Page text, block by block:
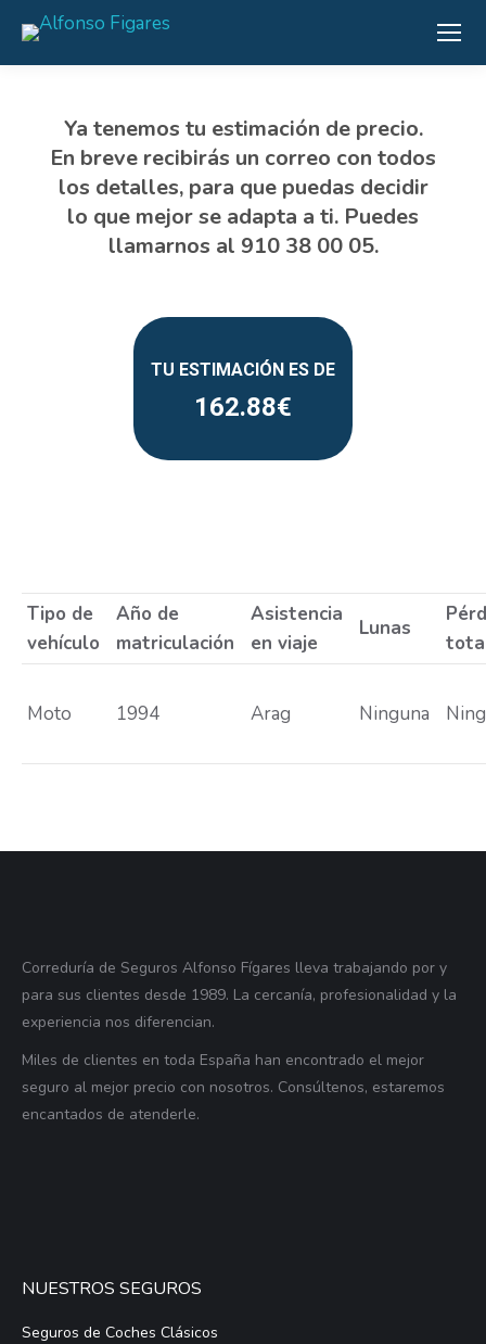
162.88
Tipo de
vehículo
Año de
matriculación
Asistencia
en viaje
Lunas
Moto 1994 Arag Ninguna
Correduría de Seguros Alfonso Fígares lleva trabajando por y
para sus clientes desde 1989. La cercanía, profesionalidad y la
experiencia nos diferencian.
Miles de clientes en toda España han encontrado el mejor
seguro al mejor precio con nosotros. Consúltenos, estaremos
encantados de atenderle.
NUESTROS SEGUROS
Seguros de Coches Clásicos